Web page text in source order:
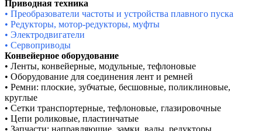
Приводная техника
• Преобразователи частоты и устройства плавного пуска
• Редукторы, мотор-редукторы, муфты
• Электродвигатели
• Сервоприводы
Конвейерное оборудование
• Ленты, конвейерные, модульные, тефлоновые
• Оборудование для соединения лент и ремней
• Ремни: плоские, зубчатые, бесшовные, поликлиновые,
круглые
• Сетки транспортерные, тефлоновые, глазировочные
• Цепи роликовые, пластинчатые
• Запчасти: направляющие, замки, валы, редукторы